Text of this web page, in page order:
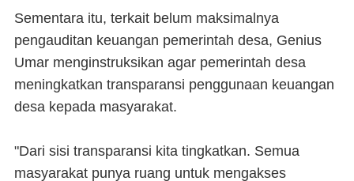
Sementara itu, terkait belum maksimalnya
pengauditan keuangan pemerintah desa, Genius
Umar menginstruksikan agar pemerintah desa
meningkatkan transparansi penggunaan keuangan
desa kepada masyarakat.
"Dari sisi transparansi kita tingkatkan. Semua
masyarakat punya ruang untuk mengakses